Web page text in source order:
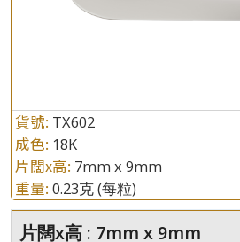
貨號: TX602
成色: 18K
片闊x高: 7mm x 9mm
重量: 0.23克(每粒)
片闊x高 : 7mm x 9mm